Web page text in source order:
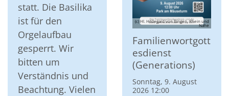
statt. Die Basilika
ist für den
Orgelaufbau
gesperrt. Wir
bitten um
Verständnis und
Beachtung. Vielen
(c) Hl. Hildegard von Bingen, Rhein und
Nahe
Familienwortgott
esdienst
(Generations)
Sonntag, 9. August
2026 12:00